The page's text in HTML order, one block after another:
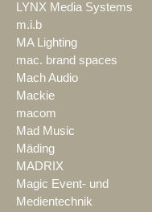
LYNX Media Systems
m.i.b
MA Lighting
mac. brand spaces
Mach Audio
Mackie
macom
Mad Music
Mäding
MADRIX
Magic Event- und
Medientechnik